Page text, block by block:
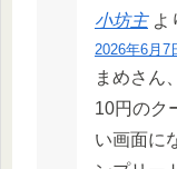
小坊主 よ
2026年6月7
まめさん
10円のク
い画面に